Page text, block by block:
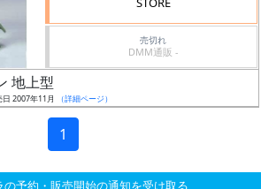
売切れ
DMM通販 -
地上型
2007年11月 （詳細ページ）
1
の予約・販売開始の通知を受け取る